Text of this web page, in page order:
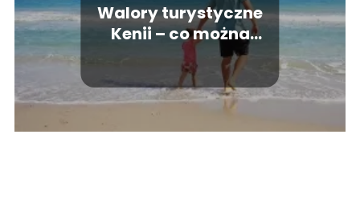
Walory turystyczne
Kenii – co można
obejrzeć podczas
urlopu?